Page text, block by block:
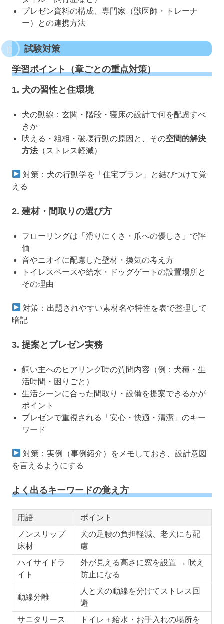
プレゼン資料の構成、専門家（獣医師・トレーナ
ー）との連携方法
試験対策
学習ポイント（章ごとの重点対策）
1. 犬の習性と住環境
犬の動線：玄関・階段・寝床の設計で何を配慮すべ
きか
吠える・粗相・破壊行動の原因と、その空間的解決
方法（ストレス軽減）
対策：犬の行動学を「住宅プラン」と結びつけて覚
える
2. 建材・間取りの選び方
フローリングは「滑りにくさ・爪への優しさ」で評
価
音やニオイに配慮した壁材・換気の考え方
トイレスペースや給水・ドッグゲートの設置場所と
その理由
対策：出題されやすい素材名や特性を表で整理して
暗記
3. 提案とプレゼン実務
飼い主へのヒアリング時の質問内容（例：犬種・生
活時間・困りごと）
生活シーンに合った間取り・設備を提案できるかが
ポイント
プレゼンで重視される「安心・快適・清潔」のキー
ワード
対策：実例（事例紹介）をメモしておき、設計意図
を言えるようにする
よく出るキーワードの覚え方
用語
ポイント
ノンスリップ
床材
犬の足腰の負担軽減、老犬にも配
慮
ハイサイドラ
イト
外が見える高さに窓を設置 → 吠え
防止になる
動線分離
人と犬の動線を分けてストレス回
避
サニタリース
トイレ＋給水・お手入れの場所を